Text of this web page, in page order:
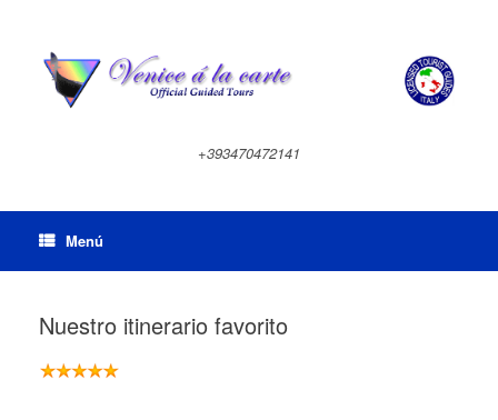
contenido
+393470472141
Menú
Nuestro itinerario favorito